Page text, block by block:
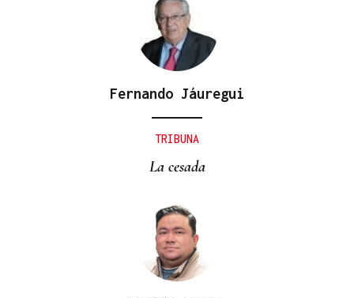
Fernando Jáuregui
TRIBUNA
La cesada